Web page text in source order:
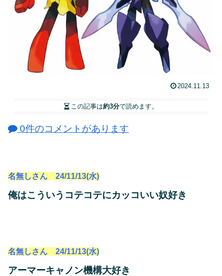
2024.11.13
この記事は約3分で読めます。
0件のコメントがあります
名無しさん 24/11/13(水)
俺はこういうコテコテにカッコいい奴好き
名無しさん 24/11/13(水)
アーマーキャノン機構大好き